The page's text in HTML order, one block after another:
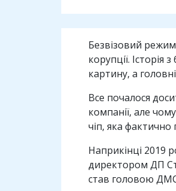
Безвізовий
корупції.
картину, а
Все почалося
компанії, але
чіп, яка
Наприкінці 2019
директором ДП
став головою ДМС